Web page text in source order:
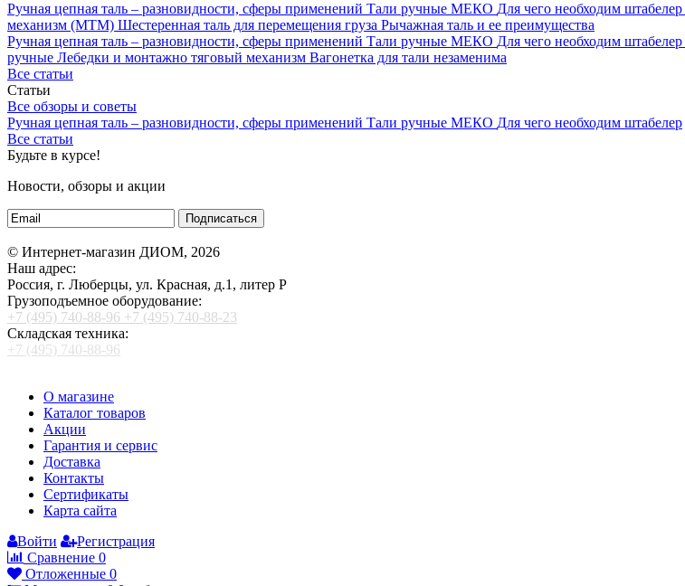
Ручная цепная таль – разновидности, сферы применений Тали ручные МЕКО Для чего необходим штабелер
механизм (МТМ) Шестеренная таль для перемещения груза Рычажная таль и ее преимущества
Ручная цепная таль – разновидности, сферы применений Тали ручные МЕКО Для чего необходим штабелер
ручные Лебедки и монтажно тяговый механизм Вагонетка для тали незаменима
Все статьи
Статьи
Все обзоры и советы
Ручная цепная таль – разновидности, сферы применений Тали ручные МЕКО Для чего необходим штабелер
Все статьи
Будьте в курсе!
Новости, обзоры и акции
Подписаться
© Интернет-магазин ДИОМ, 2026
Наш адрес:
Россия, г. Люберцы, ул. Красная, д.1, литер Р
Грузоподъемное оборудование:
+7 (495) 740-88-96 +7 (495) 740-88-23
Складская техника:
+7 (495) 740-88-96
О магазине
Каталог товаров
Акции
Гарантия и сервис
Доставка
Контакты
Сертификаты
Карта сайта
Войти
Регистрация
Сравнение 0
Отложенные 0